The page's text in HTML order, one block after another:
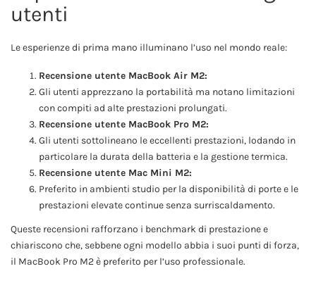
utenti
Le esperienze di prima mano illuminano l’uso nel mondo reale:
Recensione utente MacBook Air M2:
Gli utenti apprezzano la portabilità ma notano limitazioni
con compiti ad alte prestazioni prolungati.
Recensione utente MacBook Pro M2:
Gli utenti sottolineano le eccellenti prestazioni, lodando in
particolare la durata della batteria e la gestione termica.
Recensione utente Mac Mini M2:
Preferito in ambienti studio per la disponibilità di porte e le
prestazioni elevate continue senza surriscaldamento.
Queste recensioni rafforzano i benchmark di prestazione e
chiariscono che, sebbene ogni modello abbia i suoi punti di forza,
il MacBook Pro M2 è preferito per l’uso professionale.